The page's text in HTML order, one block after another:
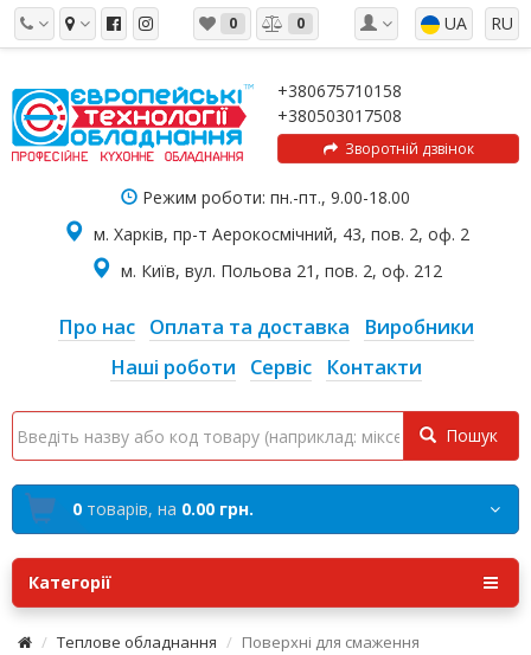
RU
UA
0 0
+380675710158
+380503017508
Зворотній дзвінок
Режим роботи: пн.-пт., 9.00-18.00
м. Харків, пр-т Аерокосмічний, 43, пов. 2, оф. 2
м. Київ, вул. Польова 21, пов. 2, оф. 212
Про нас Оплата та доставка
Виробники
Наші роботи
Сервіс Контакти
Пошук
0 товарів, на 0.00 грн.
Категорії
Теплове обладнання Поверхні для смаження